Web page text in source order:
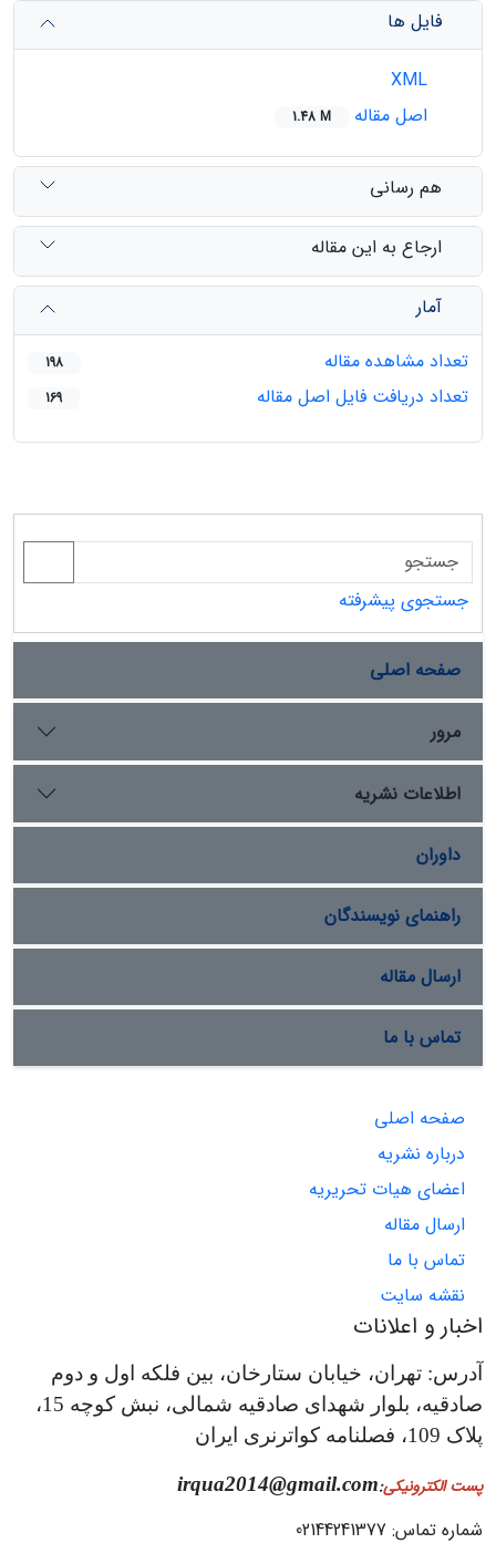
فایل ها
اصل مقاله
1.48 M
هم رسانی
ارجاع به این مقاله
آمار
تعداد مشاهده مقاله
198
تعداد دریافت فایل اصل مقاله 169
جستجوی پیشرفته
صفحه اصلی
مرور
اطلاعات نشریه
داوران
راهنمای نویسندگان
ارسال مقاله
تماس با ما
صفحه اصلی
درباره نشریه
اعضای هیات تحریریه
ارسال مقاله
تماس با ما
نقشه سایت
اخبار و اعلانات
آدرس: تهران، خیابان ستارخان، بین فلکه اول و دوم
صادقیه، بلوار شهدای صادقیه شمالی، نبش کوچه 15،
پلاک 109، فصلنامه کواترنری ایران
پست الکترونیکی:
irqua2014@gmail.com
شماره تماس: 02144241377